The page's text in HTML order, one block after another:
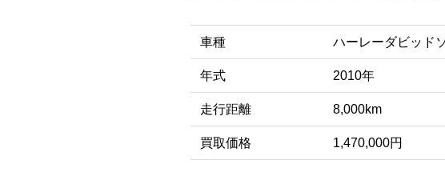
車種 ハーレーダビッド
年式 2010年
走行距離 8,000km
買取価格 1,470,000円